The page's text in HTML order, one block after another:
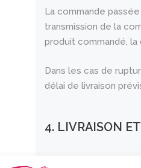
La commande
transmission de la
produit commandé,
Dans les cas de
délai de livraison
4. LIVRAISON
Les prix affichés